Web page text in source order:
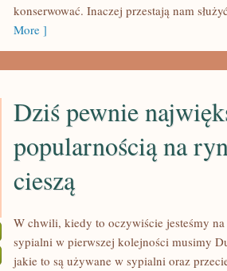
konserwować. Inaczej przestają nam
More ]
Dziś pewnie
popularnością na
cieszą
W chwili, kiedy to oczywiście jesteśmy na
sypialni w pierwszej kolejności musimy
jakie to są używane w sypialni oraz